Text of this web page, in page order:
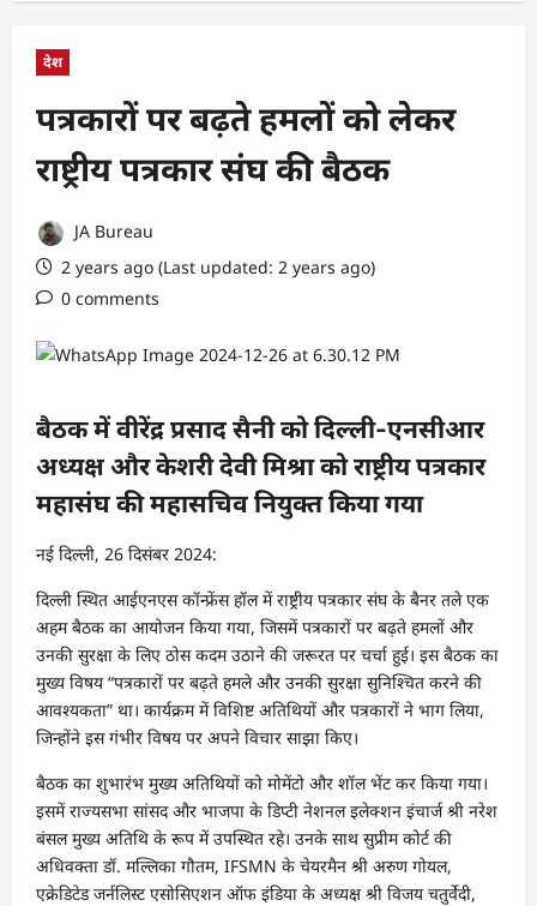
देश
पत्रकारों पर बढ़ते हमलों को लेकर
राष्ट्रीय पत्रकार संघ की बैठक
JA Bureau
2 years ago (Last updated: 2 years ago)
0 comments
बैठक में वीरेंद्र प्रसाद सैनी को दिल्ली-एनसीआर
अध्यक्ष और केशरी देवी मिश्रा को राष्ट्रीय पत्रकार
महासंघ की महासचिव नियुक्त किया गया
नई दिल्ली, 26 दिसंबर 2024:
दिल्ली स्थित आईएनएस कॉन्फ्रेंस हॉल में राष्ट्रीय पत्रकार संघ के बैनर तले एक
अहम बैठक का आयोजन किया गया, जिसमें पत्रकारों पर बढ़ते हमलों और
उनकी सुरक्षा के लिए ठोस कदम उठाने की जरूरत पर चर्चा हुई। इस बैठक का
मुख्य विषय “पत्रकारों पर बढ़ते हमले और उनकी सुरक्षा सुनिश्चित करने की
आवश्यकता” था। कार्यक्रम में विशिष्ट अतिथियों और पत्रकारों ने भाग लिया,
जिन्होंने इस गंभीर विषय पर अपने विचार साझा किए।
बैठक का शुभारंभ मुख्य अतिथियों को मोमेंटो और शॉल भेंट कर किया गया।
इसमें राज्यसभा सांसद और भाजपा के डिप्टी नेशनल इलेक्शन इंचार्ज श्री नरेश
बंसल मुख्य अतिथि के रूप में उपस्थित रहे। उनके साथ सुप्रीम कोर्ट की
अधिवक्ता डॉ. मल्लिका गौतम, IFSMN के चेयरमैन श्री अरुण गोयल,
एक्रेडिटेड जर्नलिस्ट एसोसिएशन ऑफ इंडिया के अध्यक्ष श्री विजय चतुर्वेदी,